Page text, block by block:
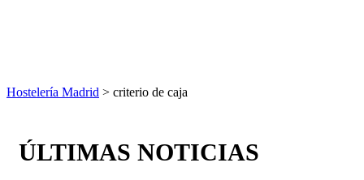
Hostelería Madrid > criterio de caja
ÚLTIMAS NOTICIAS